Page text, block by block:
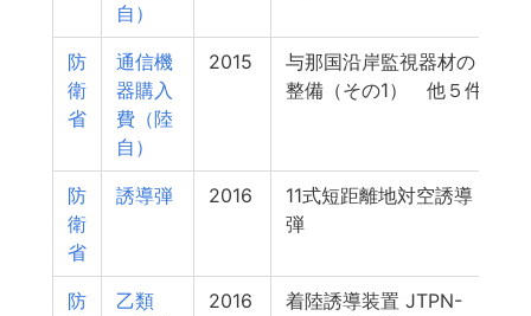
自）
防
衛
省
通信機
器購入
費（陸
自）
2015
与那国沿岸監視器材の
整備（その1） 他５件
防
衛
省
誘導弾 2016
11式短距離地対空誘導
弾
防
乙類
2016
着陸誘導装置 JTPN-